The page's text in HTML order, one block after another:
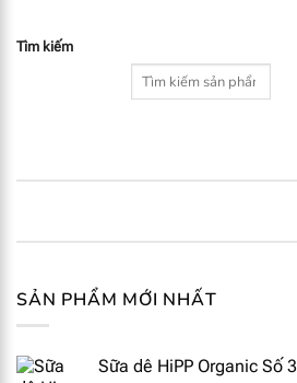
Tìm kiếm
SẢN PHẨM MỚI NHẤT
Sữa dê HiPP Organic Số 3